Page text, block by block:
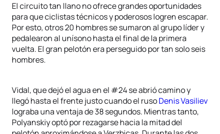
El circuito tan llano no ofrece grandes oportunidades
para que ciclistas técnicos y poderosos logren escapar.
Por esto, otros 20 hombres se sumaron al grupo líder y
pedalearon al unísono hasta el final de la primera
vuelta. El gran pelotón era perseguido por tan solo seis
hombres.
Vidal, que dejó el agua en el #24 se abrió camino y
llegó hasta el frente justo cuando el rusoDenis Vasiliev
lograba una ventaja de 38 segundos. Mientras tanto,
Polyanskiy optó por rezagarse hacia la mitad del